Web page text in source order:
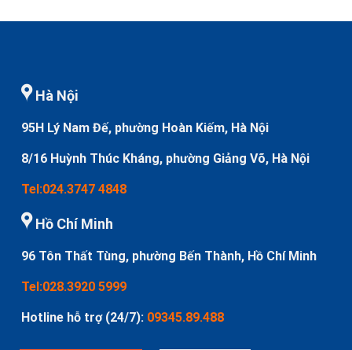
Hà Nội
95H Lý Nam Đế, phường Hoàn Kiếm, Hà Nội
8/16 Huỳnh Thúc Kháng, phường Giảng Võ, Hà Nội
Tel:024.3747 4848
Hồ Chí Minh
96 Tôn Thất Tùng, phường Bến Thành, Hồ Chí Minh
Tel:028.3920 5999
Hotline hỗ trợ (24/7): 09345.89.488